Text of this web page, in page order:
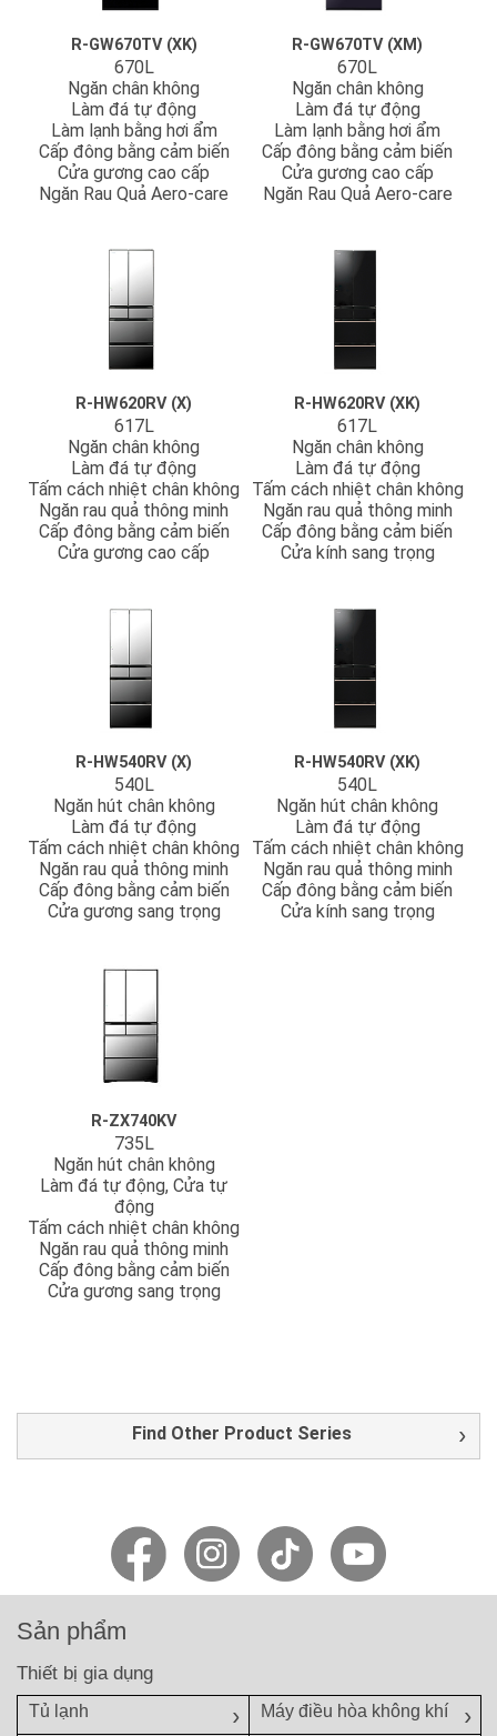
R-GW670TV (XK)
670L
Ngăn chân không
Làm đá tự động
Làm lạnh bằng hơi ẩm
Cấp đông bằng cảm biến
Cửa gương cao cấp
Ngăn Rau Quả Aero-care
R-GW670TV (XM)
670L
Ngăn chân không
Làm đá tự động
Làm lạnh bằng hơi ẩm
Cấp đông bằng cảm biến
Cửa gương cao cấp
Ngăn Rau Quả Aero-care
R-HW620RV (X)
617L
Ngăn chân không
Làm đá tự động
Tấm cách nhiệt chân không
Ngăn rau quả thông minh
Cấp đông bằng cảm biến
Cửa gương cao cấp
R-HW620RV (XK)
617L
Ngăn chân không
Làm đá tự động
Tấm cách nhiệt chân không
Ngăn rau quả thông minh
Cấp đông bằng cảm biến
Cửa kính sang trọng
R-HW540RV (X)
540L
Ngăn hút chân không
Làm đá tự động
Tấm cách nhiệt chân không
Ngăn rau quả thông minh
Cấp đông bằng cảm biến
Cửa gương sang trọng
R-HW540RV (XK)
540L
Ngăn hút chân không
Làm đá tự động
Tấm cách nhiệt chân không
Ngăn rau quả thông minh
Cấp đông bằng cảm biến
Cửa kính sang trọng
R-ZX740KV
735L
Ngăn hút chân không
Làm đá tự động, Cửa tự
động
Tấm cách nhiệt chân không
Ngăn rau quả thông minh
Cấp đông bằng cảm biến
Cửa gương sang trọng
Find Other Product Series
Sản phẩm
Thiết bị gia dụng
Tủ lạnh Máy điều hòa không khí